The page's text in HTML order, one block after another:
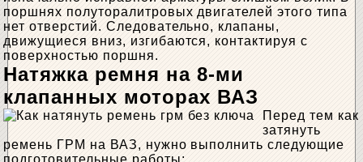
поршнях полуторалитровых двигателей этого типа
нет отверстий. Следовательно, клапаны,
движущиеся вниз, изгибаются, контактируя с
поверхностью поршня.
Натяжка ремня на 8-ми
клапанных моторах ВАЗ
Перед тем как
затянуть
ремень ГРМ на ВАЗ, нужно выполнить следующие
подготовительные работы: